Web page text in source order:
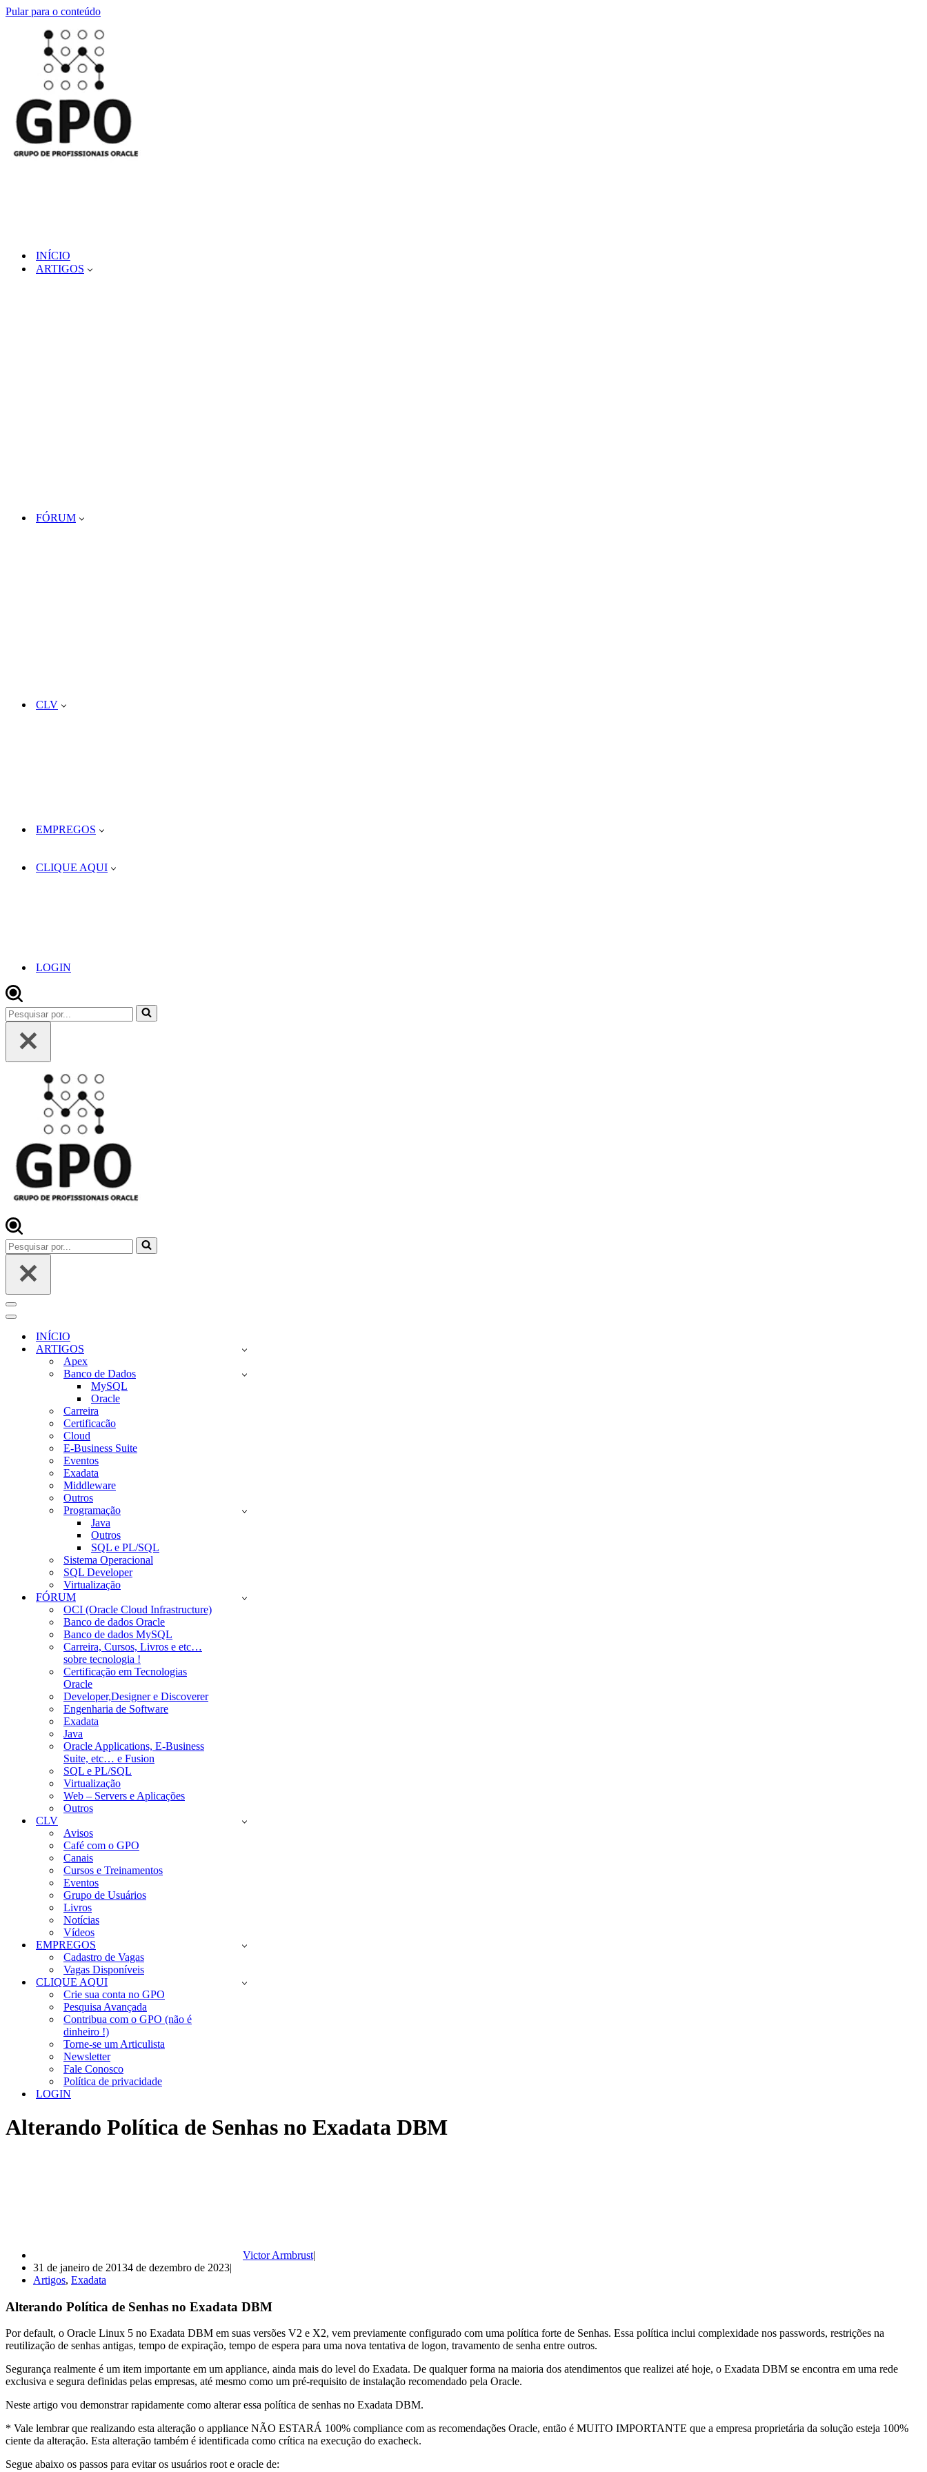
Pular para o conteúdo
INÍCIO
ARTIGOS
FÓRUM
CLV
EMPREGOS
CLIQUE AQUI
LOGIN
Pesquisar
por...
Pesquisar
por...
Menu
de
navegação
Menu
navegaçãoINÍCIO
ARTIGOS
Apex
Banco de Dados
MySQL
Oracle
Carreira
Certificacão
Cloud
E-Business Suite
Eventos
Exadata
Middleware
Outros
Programação
Java
Outros
SQL e PL/SQL
Sistema Operacional
SQL Developer
Virtualização
FÓRUM
OCI (Oracle Cloud Infrastructure)
Banco de dados Oracle
Banco de dados MySQL
Carreira, Cursos, Livros e etc…
sobre tecnologia !
Certificação em Tecnologias
Oracle
Developer,Designer e Discoverer
Engenharia de Software
Exadata
Java
Oracle Applications, E-Business
Suite, etc… e Fusion
SQL e PL/SQL
Virtualização
Web – Servers e Aplicações
Outros
CLV
Avisos
Café com o GPO
Canais
Cursos e Treinamentos
Eventos
Grupo de Usuários
Livros
Notícias
Vídeos
EMPREGOS
Cadastro de Vagas
Vagas Disponíveis
CLIQUE AQUI
Crie sua conta no GPO
Pesquisa Avançada
Contribua com o GPO (não é
dinheiro !)
Torne-se um Articulista
Newsletter
Fale Conosco
Política de privacidade
LOGIN
Alterando Política de Senhas no Exadata DBM
Victor Armbrust
31 de janeiro de 20134 de dezembro de 2023
Artigos, Exadata
Alterando Política de Senhas no Exadata DBM
Por default, o Oracle Linux 5 no Exadata DBM em suas versões V2 e X2, vem previamente configurado com uma política forte de Senhas. Essa política inclui complexidade nos passwords, restrições na
reutilização de senhas antigas, tempo de expiração, tempo de espera para uma nova tentativa de logon, travamento de senha entre outros.
Segurança realmente é um item importante em um appliance, ainda mais do level do Exadata. De qualquer forma na maioria dos atendimentos que realizei até hoje, o Exadata DBM se encontra em uma rede
exclusiva e segura definidas pelas empresas, até mesmo como um pré-requisito de instalação recomendado pela Oracle.
Neste artigo vou demonstrar rapidamente como alterar essa política de senhas no Exadata DBM.
* Vale lembrar que realizando esta alteração o appliance NÃO ESTARÁ 100% compliance com as recomendações Oracle, então é MUITO IMPORTANTE que a empresa proprietária da solução esteja 100%
ciente da alteração. Esta alteração também é identificada como crítica na execução do exacheck.
Segue abaixo os passos para evitar os usuários root e oracle de: